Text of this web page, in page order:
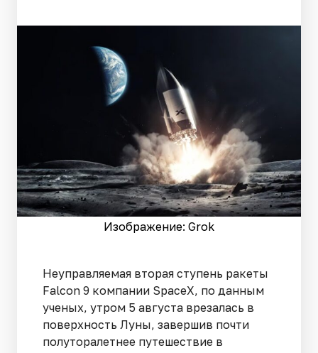
Изображение: Grok
Неуправляемая вторая ступень ракеты
Falcon 9 компании SpaceX, по данным
ученых, утром 5 августа врезалась в
поверхность Луны, завершив почти
полуторалетнее путешествие в